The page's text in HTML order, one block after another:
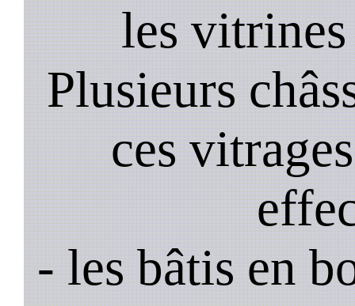
les
Plusieurs
ces
- les bâtis en